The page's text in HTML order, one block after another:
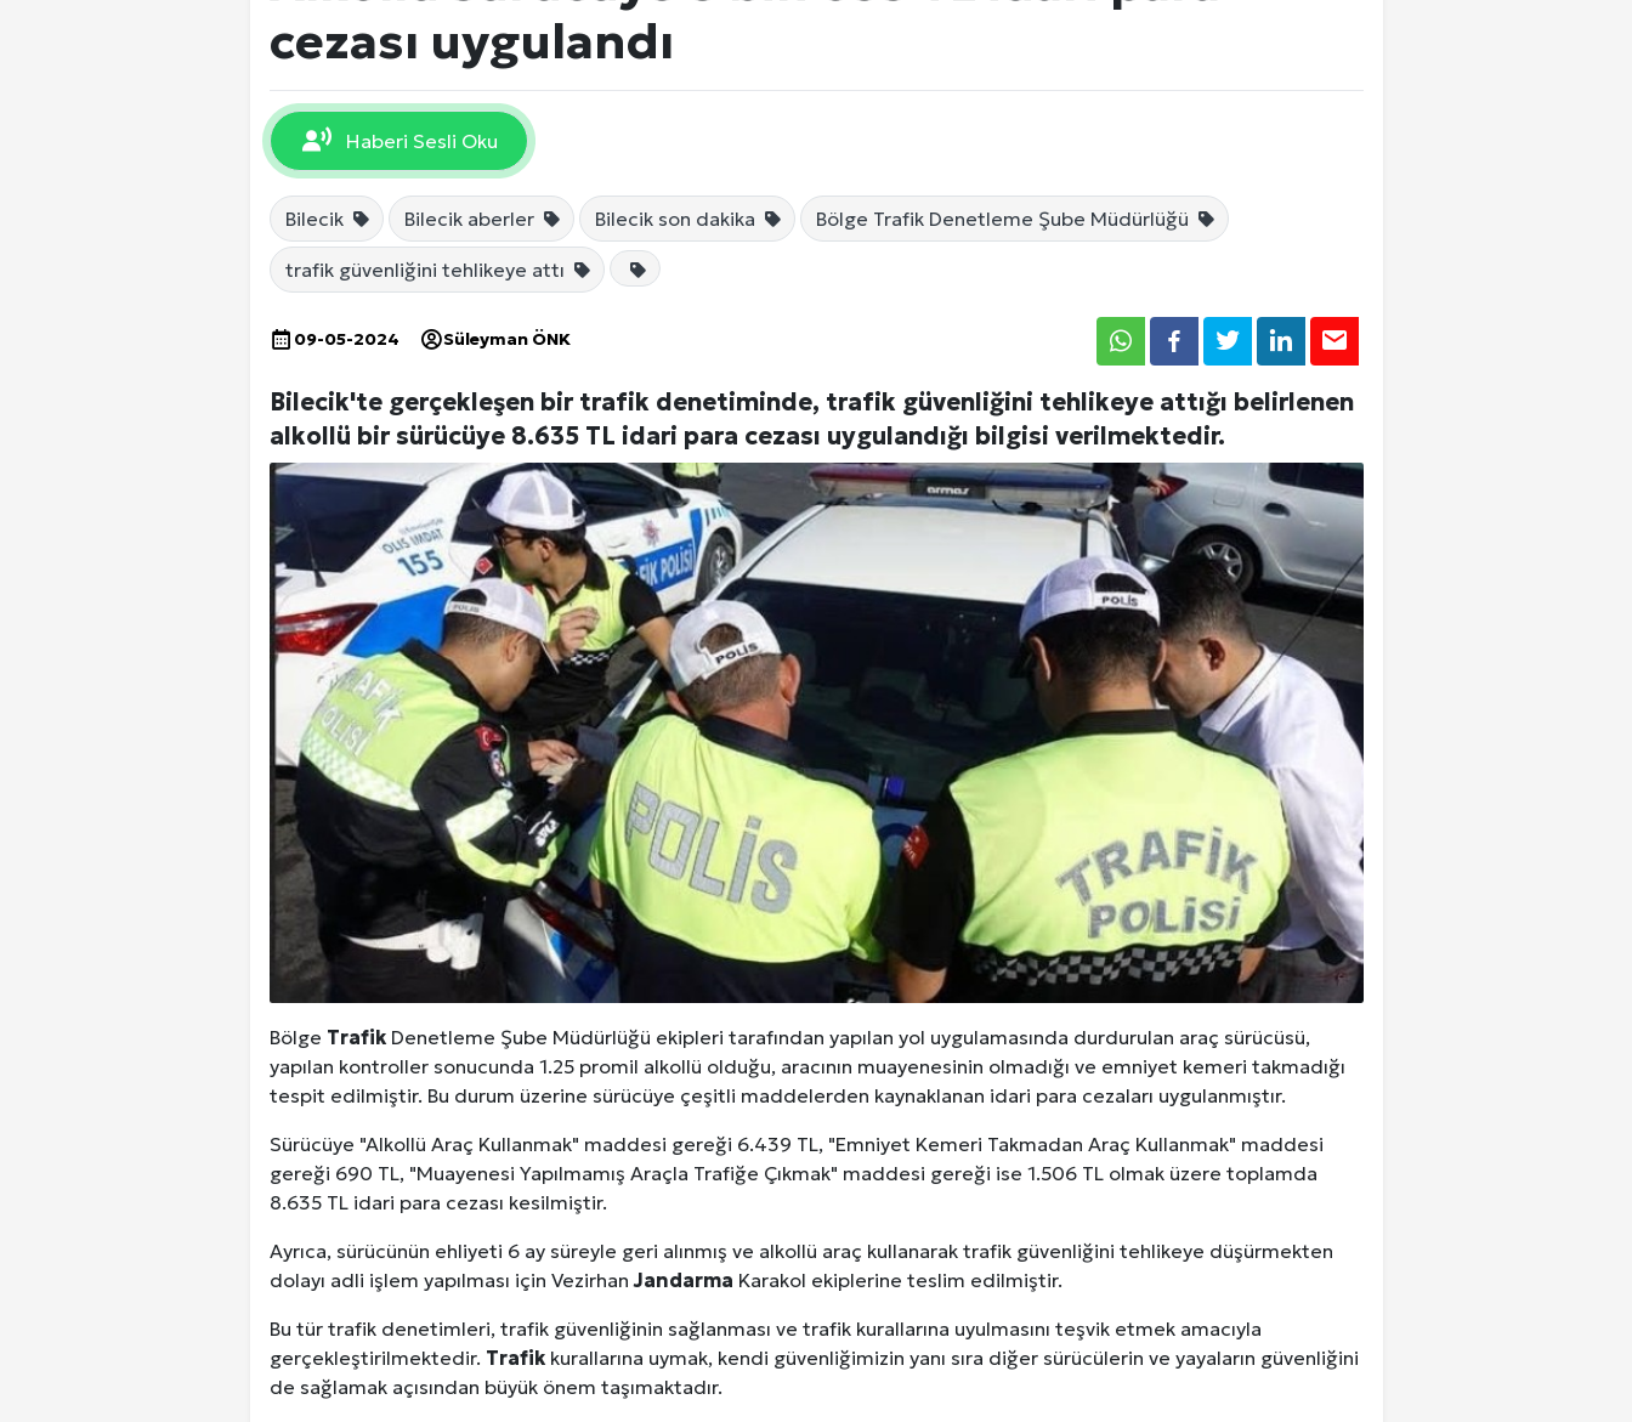
cezası uygulandı
Haberi Sesli Oku
Bilecik Bilecik aberler Bilecik son dakika Bölge Trafik Denetleme Şube Müdürlüğü
trafik güvenliğini tehlikeye attı
09-05-2024 Süleyman ÖNK
Bilecik'te gerçekleşen bir trafik denetiminde, trafik güvenliğini tehlikeye attığı belirlenen
alkollü bir sürücüye 8.635 TL idari para cezası uygulandığı bilgisi verilmektedir.
Bölge TrafikDenetleme Şube Müdürlüğü ekipleri tarafından yapılan yol uygulamasında durdurulan araç sürücüsü,
yapılan kontroller sonucunda 1.25 promil alkollü olduğu, aracının muayenesinin olmadığı ve emniyet kemeri takmadığı
tespit edilmiştir. Bu durum üzerine sürücüye çeşitli maddelerden kaynaklanan idari para cezaları uygulanmıştır.
Sürücüye "Alkollü Araç Kullanmak" maddesi gereği 6.439 TL, "Emniyet Kemeri Takmadan Araç Kullanmak" maddesi
gereği 690 TL, "Muayenesi Yapılmamış Araçla Trafiğe Çıkmak" maddesi gereği ise 1.506 TL olmak üzere toplamda
8.635 TL idari para cezası kesilmiştir.
Ayrıca, sürücünün ehliyeti 6 ay süreyle geri alınmış ve alkollü araç kullanarak trafik güvenliğini tehlikeye düşürmekten
dolayı adli işlem yapılması için VezirhanJandarma Karakol ekiplerine teslim edilmiştir.
Bu tür trafik denetimleri, trafik güvenliğinin sağlanması ve trafik kurallarına uyulmasını teşvik etmek amacıyla
gerçekleştirilmektedir. Trafikkurallarına uymak, kendi güvenliğimizin yanı sıra diğer sürücülerin ve yayaların güvenliğini
de sağlamak açısından büyük önem taşımaktadır.
Yerel Haberler